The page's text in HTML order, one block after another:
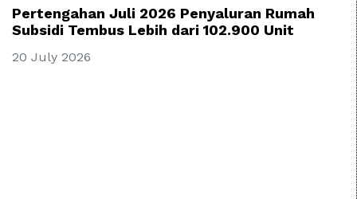
Pertengahan Juli 2026 Penyaluran Rumah
Subsidi Tembus Lebih dari 102.900 Unit
20 July 2026